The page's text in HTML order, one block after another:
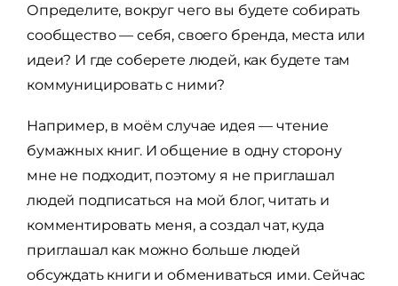
Определите, вокруг чего вы будете собирать
сообщество — себя, своего бренда, места или
идеи? И где соберете людей, как будете там
коммуницировать с ними?
Например, в моём случае идея — чтение
бумажных книг. И общение в одну сторону
мне не подходит, поэтому я не приглашал
людей подписаться на мой блог, читать и
комментировать меня, а создал чат, куда
приглашал как можно больше людей
обсуждать книги и обмениваться ими. Сейчас